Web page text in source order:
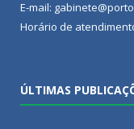
E-mail:
Horário de
ÚLTIMAS